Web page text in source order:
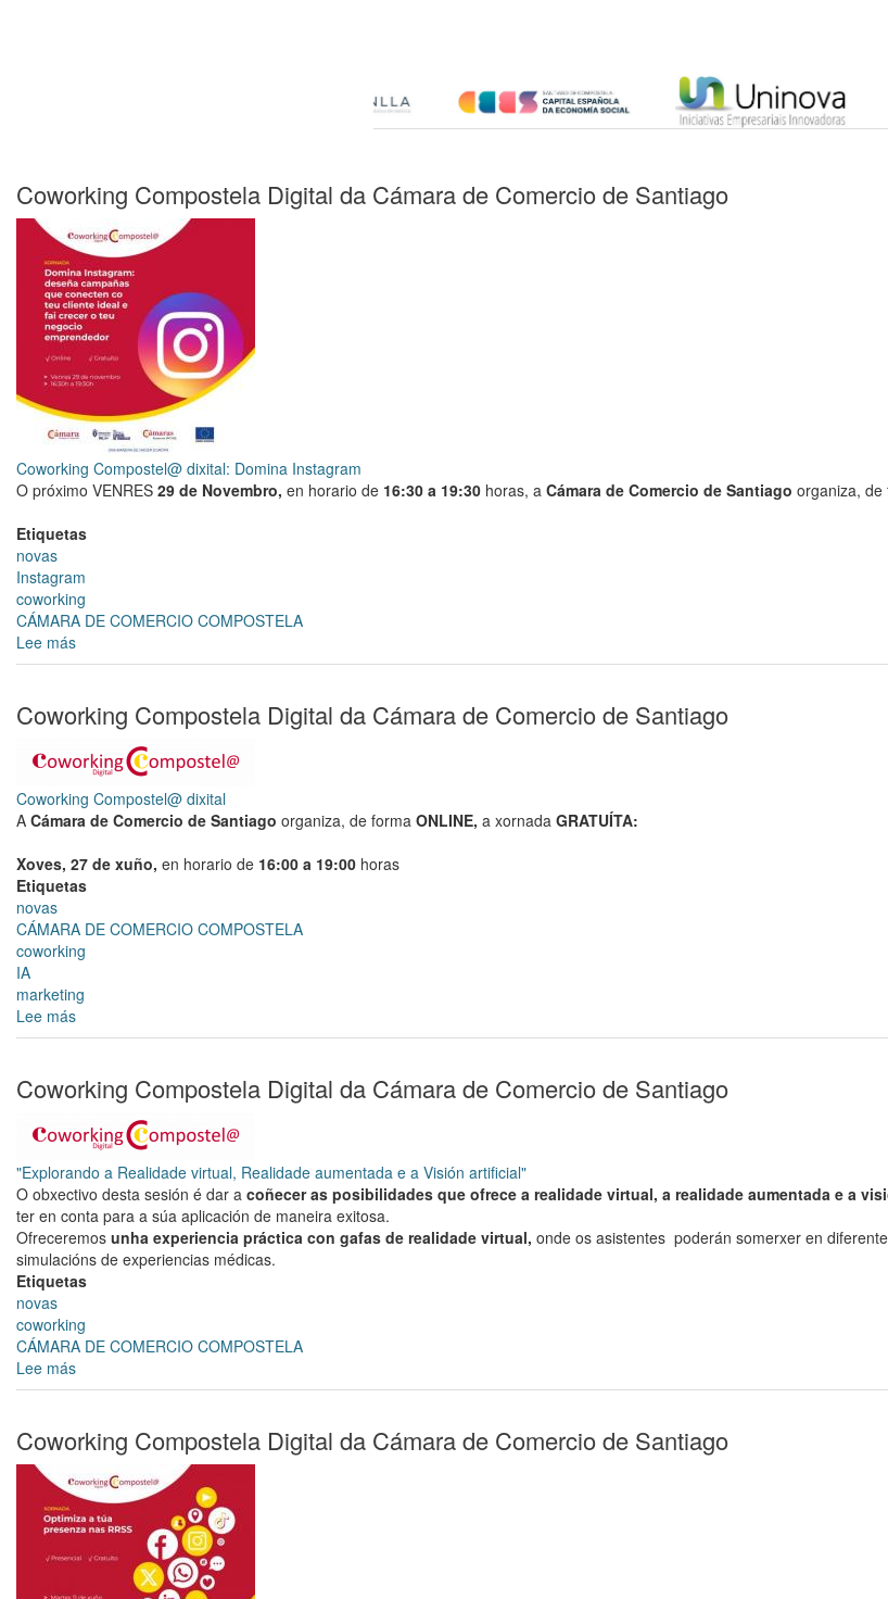
Coworking Compostela Digital da Cámara de Comercio de Santiago
Coworking Compostel@ dixital: Domina Instagram
O próximo VENRES 29 de Novembro, en horario de 16:30 a 19:30 horas, a Cámara de Comercio de Santiago organiza, de
Etiquetas
novas
Instagram
coworking
CÁMARA DE COMERCIO COMPOSTELA
Lee más
Coworking
Digital
da
Cámara
de
Comercio
de
Coworking Compostela Digital da Cámara de Comercio de Santiago
Coworking Compostel@ dixital
A Cámara de Comercio de Santiago organiza, de forma ONLINE, a xornada GRATUÍTA:
Xoves, 27 de xuño, en horario de 16:00 a 19:00 horas
Etiquetas
novas
CÁMARA DE COMERCIO COMPOSTELA
coworking
IA
marketing
Lee más
Coworking
Digital
da
Cámara
de
Comercio
de
Santiago
Coworking Compostela Digital da Cámara de Comercio de Santiago
"Explorando a Realidade virtual, Realidade aumentada e a Visión artificial"
O obxectivo desta sesión é dar a coñecer as posibilidades que ofrece a realidade virtual, a realidade aumentada e a
ter en conta para a súa aplicación de maneira exitosa.
Ofreceremos unha experiencia práctica con gafas de realidade virtual, onde os asistentes poderán somerxer en
simulacións de experiencias médicas.
Etiquetas
novas
coworking
CÁMARA DE COMERCIO COMPOSTELA
Lee más
Coworking
Digital
da
Cámara
de
Comercio
Santiago
Coworking Compostela Digital da Cámara de Comercio de Santiago